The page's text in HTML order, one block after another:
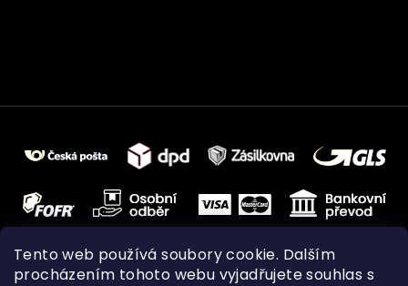
Tento web používá soubory cookie. Dalším
procházením tohoto webu vyjadřujete souhlas s